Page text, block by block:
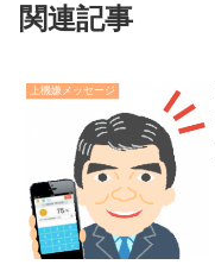
関連記事
上機嫌メッセージ